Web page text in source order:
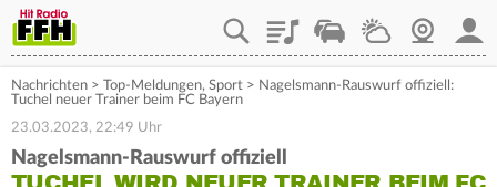
PlaylistStaupilotWetterWebcam
Nachrichten > Top-Meldungen, Sport > Nagelsmann-Rauswurf offiziell:
Tuchel neuer Trainer beim FC Bayern
23.03.2023, 22:49 Uhr
Nagelsmann-Rauswurf offiziell